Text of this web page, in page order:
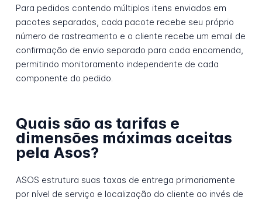
Para pedidos contendo múltiplos itens enviados em
pacotes separados, cada pacote recebe seu próprio
número de rastreamento e o cliente recebe um email de
confirmação de envio separado para cada encomenda,
permitindo monitoramento independente de cada
componente do pedido.
Quais são as tarifas e
dimensões máximas aceitas
pela Asos?
ASOS estrutura suas taxas de entrega primariamente
por nível de serviço e localização do cliente ao invés de